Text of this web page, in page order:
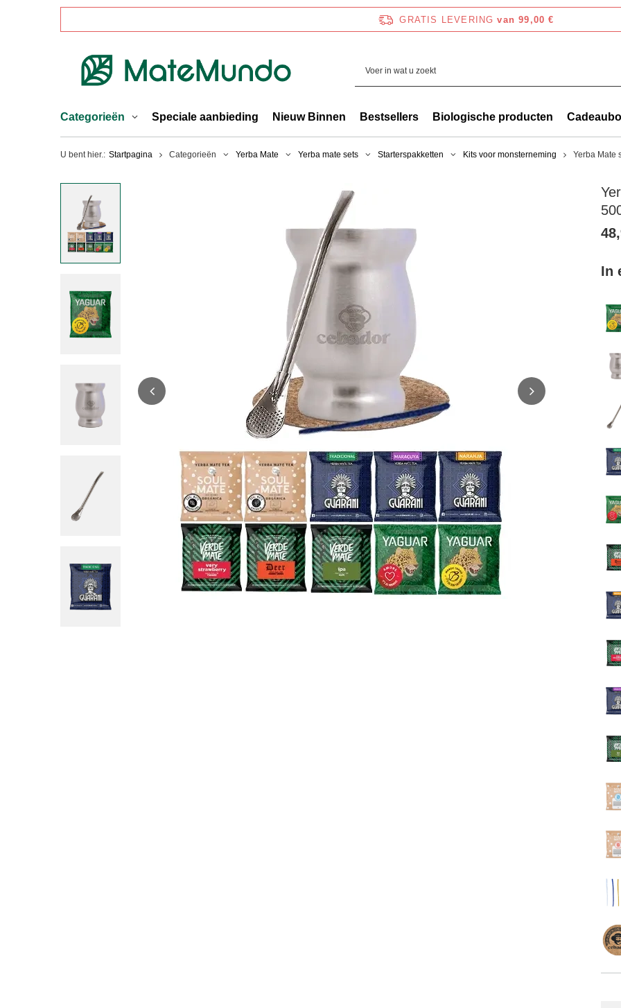
GRATIS LEVERING van 99,00 €
Categorieën Speciale aanbieding Nieuw Binnen Bestsellers Biologische producten
U bent hier.: Startpagina Categorieën Yerba Mate Yerba mate sets Starterspakketten Kits voor monsterneming Yerba Mate
In